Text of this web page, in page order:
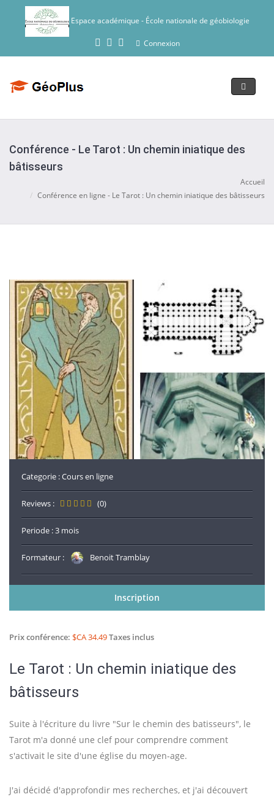
Espace académique - École nationale de géobiologie
Connexion
toggle
Conférence - Le Tarot : Un chemin iniatique des
bâtisseurs
Accueil
Conférence en ligne - Le Tarot : Un chemin iniatique des bâtisseurs
Categorie :Cours en ligne
Reviews : (0)
Periode : 3 mois
Formateur : Benoit Tramblay
Inscription
Prix conférence: $CA 34.49Taxes inclus
Le Tarot : Un chemin iniatique des
bâtisseurs
Suite à l'écriture du livre "Sur le chemin des batisseurs", le
Tarot m'a donné une clef pour comprendre comment
s'activait le site d'une église du moyen-age.
J'ai décidé d'approfondir mes recherches, et j'ai découvert